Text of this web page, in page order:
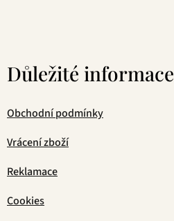
Důležité informace
Obchodní podmínky
Vrácení zboží
Reklamace
Cookies